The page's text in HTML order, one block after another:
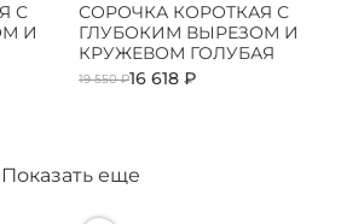
С
И
СОРОЧКА КОРОТКАЯ С
ГЛУБОКИМ ВЫРЕЗОМ И
КРУЖЕВОМ ГОЛУБАЯ
19 550 ₽16 618 ₽
Показать еще